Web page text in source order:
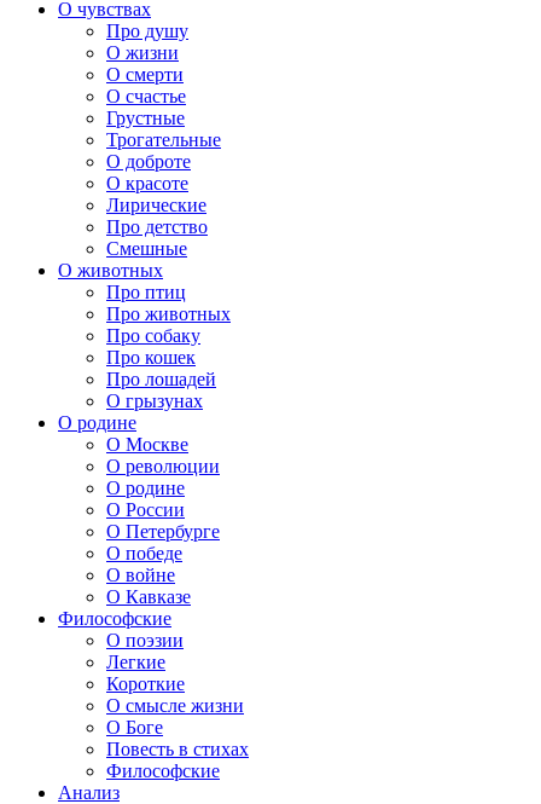
О чувствах
Про душу
О жизни
О смерти
О счастье
Грустные
Трогательные
О доброте
О красоте
Лирические
Про детство
Смешные
О животных
Про птиц
Про животных
Про собаку
Про кошек
Про лошадей
О грызунах
О родине
О Москве
О революции
О родине
О России
О Петербурге
О победе
О войне
О Кавказе
Философские
О поэзии
Легкие
Короткие
О смысле жизни
О Боге
Повесть в стихах
Философские
Анализ